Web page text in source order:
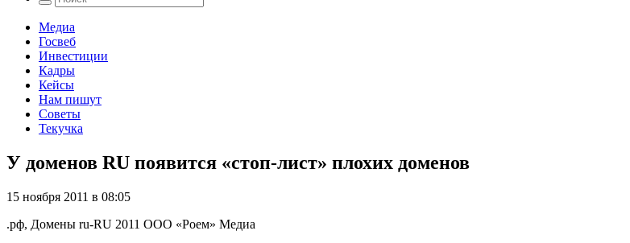
Медиа
Госвеб
Инвестиции
Кадры
Кейсы
Нам пишут
Советы
Текучка
У доменов RU появится «стоп-лист» плохих доменов
15 ноября 2011 в 08:05
.рф, Домены ru-RU 2011 ООО «Роем» Медиа